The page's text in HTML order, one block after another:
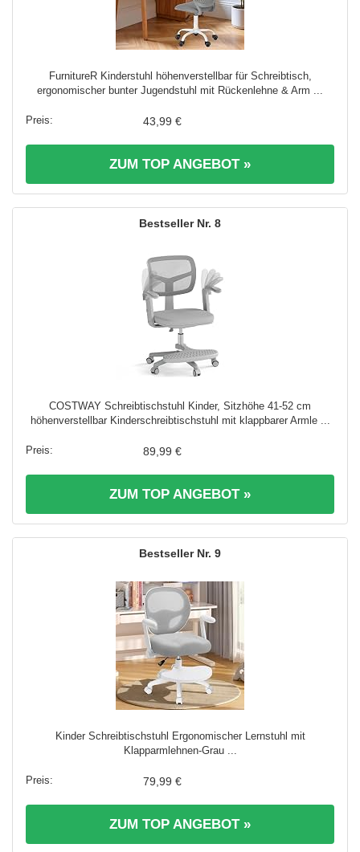
FurnitureR Kinderstuhl höhenverstellbar für Schreibtisch,
ergonomischer bunter Jugendstuhl mit Rückenlehne & Arm ...
43,99 €
ZUM TOP ANGEBOT »
8
COSTWAY Schreibtischstuhl Kinder, Sitzhöhe 41-52 cm
höhenverstellbar Kinderschreibtischstuhl mit klappbarer Armle ...
89,99 €
ZUM TOP ANGEBOT »
9
Kinder Schreibtischstuhl Ergonomischer Lernstuhl mit
Klapparmlehnen-Grau ...
79,99 €
ZUM TOP ANGEBOT »